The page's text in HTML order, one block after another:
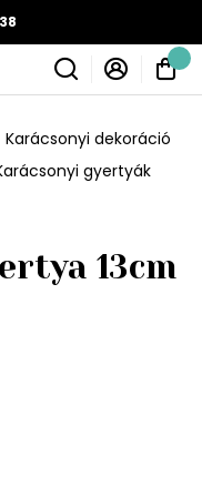
Karácsonyi dekoráció
gyertyák
13cm